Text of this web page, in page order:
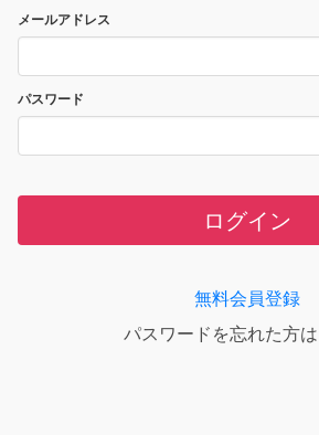
メールアドレス
パスワード
ログイン
無料会員登録
パスワードを忘れた方は